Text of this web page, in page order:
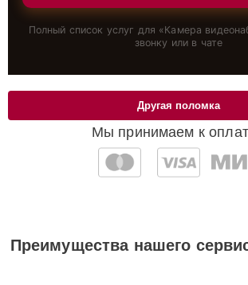
Полный список услуг для «Камера
звонку или в чате
Мы принимаем к
Другая поломка
Преимущества нашего